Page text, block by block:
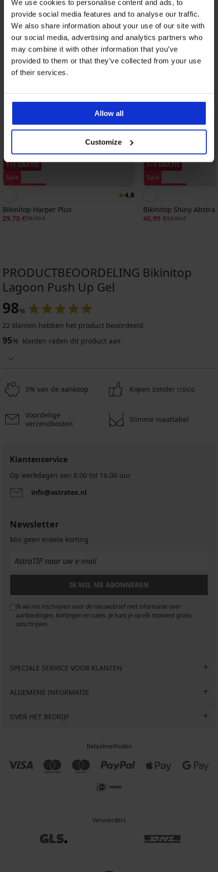
We use cookies to personalise content and ads, to
provide social media features and to analyse our traffic.
We also share information about your use of our site with
our social media, advertising and analytics partners who
may combine it with other information that you’ve
provided to them or that they’ve collected from your use
of their services.
Allow all
Customize
1+1 GRATIS
Sale
4,8
Bikinitop Harper Plus
29,70 €98,99 €
1+1 GRATIS
Sale
Bikinitop Shiny
46,99 €93,99 €
PRODUCTBEOORDELING Bikinitop
Lagoon Push Up Gel
98%
22 klanten hebben het product beoordeeld
95% klanten raden dit product aan
5% van de aankoop Kopen zonder risico
Voordelige
verzendkosten
Slimme maattabel
Klantenservice
Op werkdagen van 8.00 tot 16.00 uur
info@astratex.nl
Newsletter
Mis geen enkele korting
IK WIL ME ABONNEREN
Ik wil me inschrijven voor de nieuwsbrief met informatie over
aanbiedingen, kortingen en sales. Je kunt je op elk moment gratis
uitschrijven.
SPECIALE SERVICE VOOR KLANTEN
ALGEMENE INFORMATIE
OVER HET BEDRIJF
Betaalmethoden
Vervoerders